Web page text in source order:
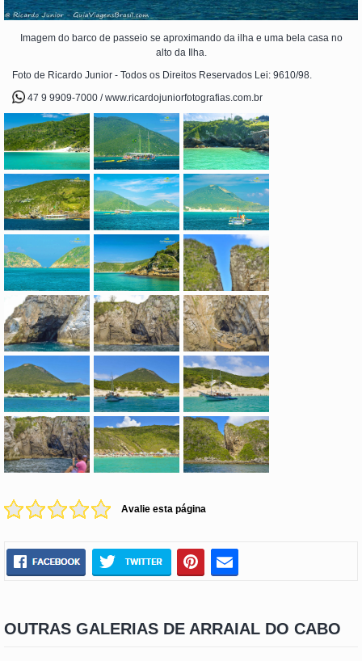
Imagem do barco de passeio se aproximando da ilha e uma bela casa no
alto da Ilha.
Foto de Ricardo Junior - Todos os Direitos Reservados Lei: 9610/98.
47 9 9909-7000 / www.ricardojuniorfotografias.com.br
Avalie esta página
OUTRAS GALERIAS DE ARRAIAL DO CABO